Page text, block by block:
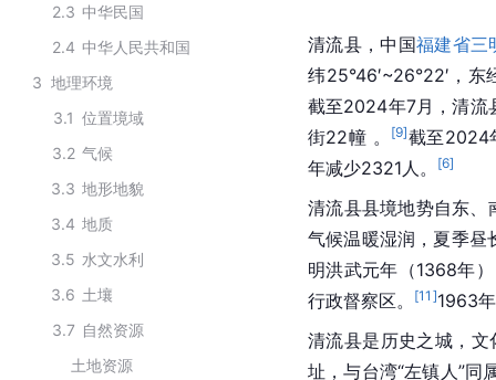
2.3 中华民国
2.4 中华人民共和国
3 地理环境
3.1 位置境域
3.2 气候
3.3 地形地貌
3.4 地质
3.5 水文水利
3.6 土壤
3.7 自然资源
土地资源
清流县，中国福建省三
纬25°46′~26°22′，东
截至2024年7月，清流
街22幢 。
[9]截至2024
年减少2321人。
[6]
清流县县境地势自东、
气候温暖湿润，夏季昼
明洪武元年（1368年
行政督察区。
[11 ]1963
清流县是历史之城，
址，与台湾“左镇人”同